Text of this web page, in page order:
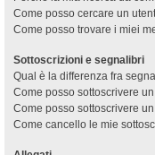
Come posso cercare un
Come posso trovare i miei
Sottoscrizioni e segnalibri
Qual è la differenza fra
Come posso sottoscrivere
Come posso sottoscrivere
Come cancello le mie